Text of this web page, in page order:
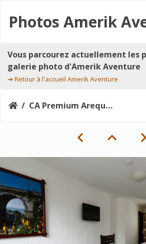
Photos Amerik
Vous parcourez actuellement les
galerie photo d'Amerik Aventure
➔ Retour à l'accueil Amerik Aventure
CA Premium Arequipa_superior-doble_33448787904_o